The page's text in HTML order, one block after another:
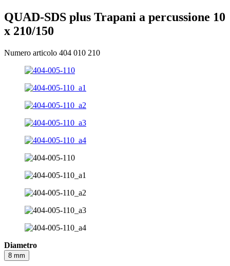
QUAD-SDS plus Trapani a percussione 10
x 210/150
Numero articolo 404 010 210
Diametro
8 mm